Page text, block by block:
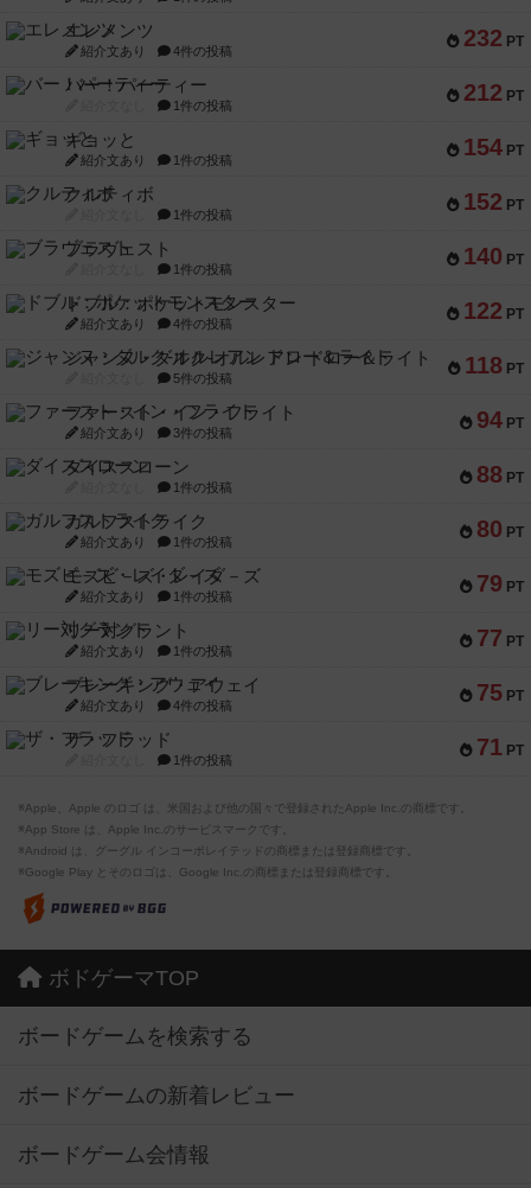
232 PT
エレメンツ
紹介文あり 4件の投稿
212 PT
バー！パーティー
1件の投稿
154 PT
ギョッと
紹介文あり 1件の投稿
152 PT
クルティボ
1件の投稿
140 PT
ブラヴェスト
1件の投稿
122 PT
ドブル：ポケットモンスター
紹介文あり 4件の投稿
118 PT
ジャンヌ・ダルク-オルレアン ドロー＆ライト
5件の投稿
94 PT
ファースト・イン・フライト
紹介文あり 3件の投稿
88 PT
ダイススローン
1件の投稿
80 PT
ガルフストライク
紹介文あり 1件の投稿
79 PT
モズビ－ズ・レイダ－ズ
紹介文あり 1件の投稿
77 PT
リー対グラント
紹介文あり 1件の投稿
75 PT
ブレーキング・アウェイ
紹介文あり 4件の投稿
71 PT
ザ・フラッド
1件の投稿
※Apple、Apple のロゴ は、米国および他の国々で登録されたApple Inc.の商標です。
※App Store は、Apple Inc.のサービスマークです。
※Android は、グーグル インコーポレイテッドの商標または登録商標です。
※Google Play とそのロゴは、Google Inc.の商標または登録商標です。
ボドゲーマTOP
ボードゲームを検索する
ボードゲームの新着レビュー
ボードゲーム会情報